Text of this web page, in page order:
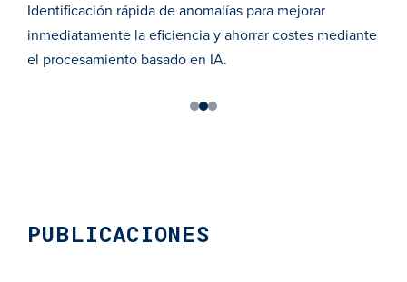
Identificación rápida de anomalías para mejorar
inmediatamente la eficiencia y ahorrar costes mediante
el procesamiento basado en IA.
PUBLICACIONES